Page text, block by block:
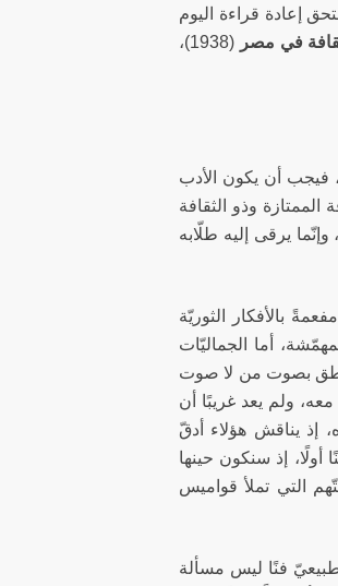
إعادة قراءة اليوم
في مصر
(1938)،
فيجب أن يكون الأدب
وذو الثقافة
يرقى إليه طلّابه
بالأفكار الثوريّة
أما الجماليّات
ننطق بصوت من لا صوت
ولم يعد غريبًا أن
إذ يناقش هؤلاء أدقّ
أولًا، إذ سنكون حينها
التي تملأ قواميس
فنًا ليس مسألة